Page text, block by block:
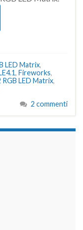
LED Matrix,
, Fireworks,
LED Matrix,
2 commenti